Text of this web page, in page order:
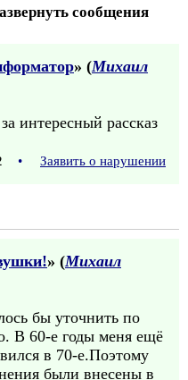
сообщения
» (Михаил
интересный рассказ
• Заявить о нарушении
» (Михаил
бы уточнить по
В 60-е годы меня ещё
в 70-е.Поэтому
были внесены в